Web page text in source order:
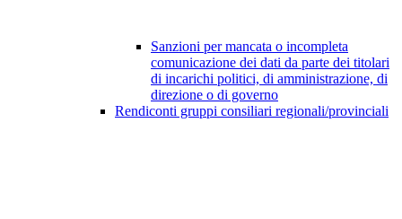
Sanzioni per mancata o incompleta
comunicazione dei dati da parte dei titolari
di incarichi politici, di amministrazione, di
direzione o di governo
Rendiconti gruppi consiliari regionali/provinciali